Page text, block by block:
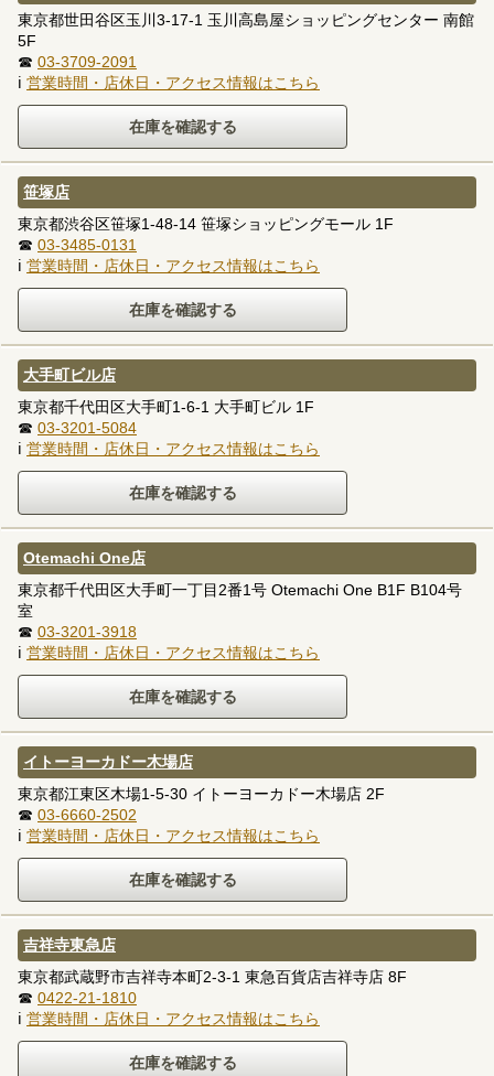
東京都世田谷区玉川3-17-1 玉川高島屋ショッピングセンター 南館
5F
☎ 03-3709-2091
ℹ 営業時間・店休日・アクセス情報はこちら
笹塚店
東京都渋谷区笹塚1-48-14 笹塚ショッピングモール 1F
☎ 03-3485-0131
ℹ 営業時間・店休日・アクセス情報はこちら
大手町ビル店
東京都千代田区大手町1-6-1 大手町ビル 1F
☎ 03-3201-5084
ℹ 営業時間・店休日・アクセス情報はこちら
Otemachi One店
東京都千代田区大手町一丁目2番1号 Otemachi One B1F B104号
室
☎ 03-3201-3918
ℹ 営業時間・店休日・アクセス情報はこちら
イトーヨーカドー木場店
東京都江東区木場1-5-30 イトーヨーカドー木場店 2F
☎ 03-6660-2502
ℹ 営業時間・店休日・アクセス情報はこちら
吉祥寺東急店
東京都武蔵野市吉祥寺本町2-3-1 東急百貨店吉祥寺店 8F
☎ 0422-21-1810
ℹ 営業時間・店休日・アクセス情報はこちら